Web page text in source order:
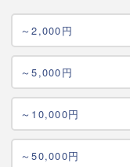
～2,000円
～5,000円
～10,000円
～50,000円